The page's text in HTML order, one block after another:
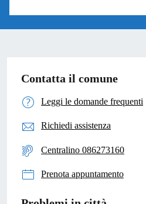
Contatta il comune
Leggi le domande frequenti
Richiedi assistenza
Centralino 086273160
Prenota appuntamento